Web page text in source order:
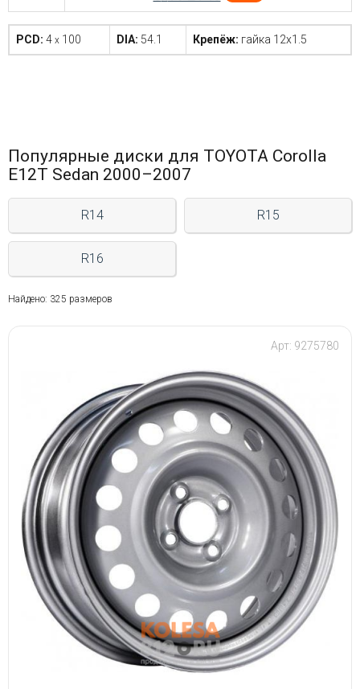
PCD: 4 x 100 DIA: 54.1 Крепёж: гайка 12x1.5
Популярные диски для TOYOTA Corolla
E12T Sedan 2000–2007
R14 R15
R16
Найдено: 325 размеров
Арт: 9275780